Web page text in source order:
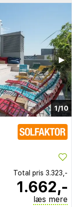
1/10
▶︎
Total pris 3.323,-
1.662,-
læs mere